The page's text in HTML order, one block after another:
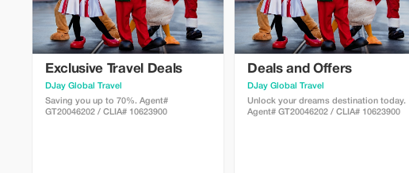
Exclusive Travel Deals
DJay Global Travel
Saving you up to 70%. Agent#
GT20046202 / CLIA# 10623900
Deals and Offers
DJay Global Travel
Unlock your dreams destination today.
Agent# GT20046202 / CLIA# 10623900